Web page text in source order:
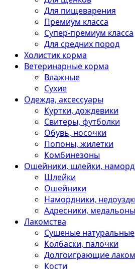
Для пищеварения
Премиум класса
Супер-премиум класса
Для средних пород
Холистик корма
Ветеринарные корма
Влажные
Сухие
Одежда, аксессуары
Куртки, дождевики
Свитеры, футболки
Обувь, носочки
Попоны, жилетки
Комбинезоны
Ошейники, шлейки,
Шлейки
Ошейники
Намордники,
Адресники, медальоны
Лакомства
Сушеные натуральные
Колбаски, палочки
Долгоиграющие
Кости